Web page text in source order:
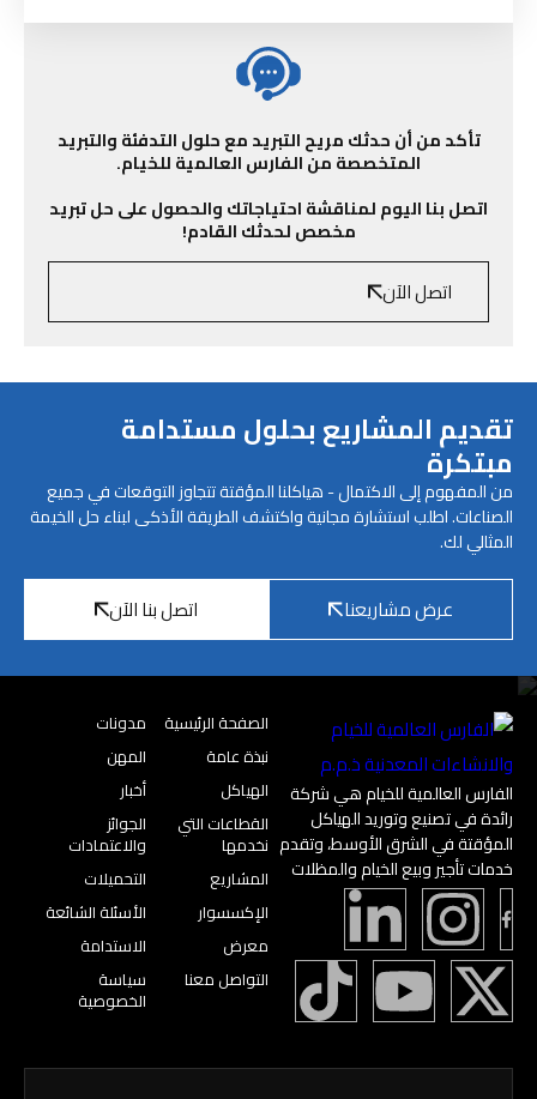
تأكد من أن حدثك مريح التبريد مع حلول التدفئة والتبريد
المتخصصة من الفارس العالمية للخيام.
اتصل بنا اليوم لمناقشة احتياجاتك والحصول على حل تبريد
مخصص لحدثك القادم!
اتصل الآن
تقديم المشاريع بحلول مستدامة
مبتكرة
من المفهوم إلى الاكتمال - هياكلنا المؤقتة تتجاوز التوقعات في جميع
الصناعات. اطلب استشارة مجانية واكتشف الطريقة الأذكى لبناء حل الخيمة
المثالي لك.
عرض مشاريعنا اتصل بنا الآن
الفارس العالمية للخيام هي شركة
رائدة في تصنيع وتوريد الهياكل
المؤقتة في الشرق الأوسط، وتقدم
خدمات تأجير وبيع الخيام والمظلات
الصفحة الرئيسية
نبذة عامة
الهياكل
القطاعات التي
نخدمها
المشاريع
الإكسسوار
معرض
التواصل معنا
مدونات
المهن
أخبار
الجوائز
والاعتمادات
التحميلات
الأسئلة الشائعة
الاستدامة
سياسة
الخصوصية